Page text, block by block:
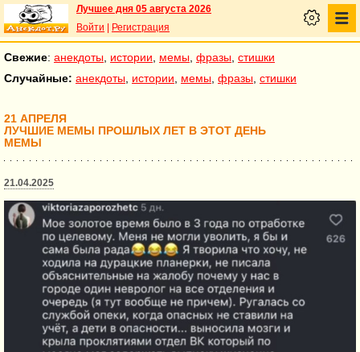
Лучшее дня 05 августа 2026
Войти
Регистрация
Свежие: анекдоты истории мемы фразы стишки
Случайные: анекдоты истории мемы фразы стишки
21 АПРЕЛЯ
ЛУЧШИЕ МЕМЫ ПРОШЛЫХ ЛЕТ В ЭТОТ ДЕНЬ
МЕМЫ
21.04.2025